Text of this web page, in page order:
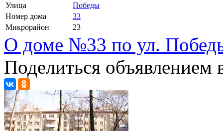
Улица
Победы
Номер дома
33
Микрорайон
23
О доме №33 по ул.
Поделиться объявлением